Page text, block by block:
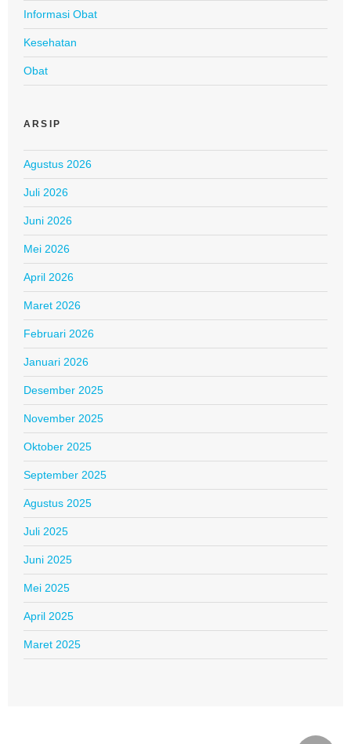
Informasi Obat
Kesehatan
Obat
ARSIP
Agustus 2026
Juli 2026
Juni 2026
Mei 2026
April 2026
Maret 2026
Februari 2026
Januari 2026
Desember 2025
November 2025
Oktober 2025
September 2025
Agustus 2025
Juli 2025
Juni 2025
Mei 2025
April 2025
Maret 2025